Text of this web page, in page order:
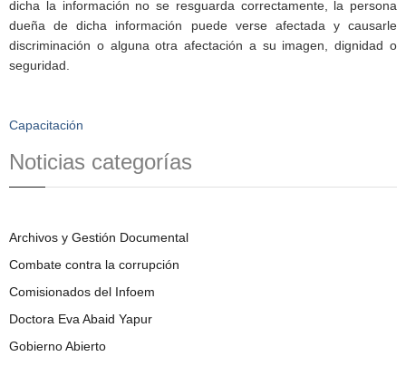
dicha la información no se resguarda correctamente, la persona
dueña de dicha información puede verse afectada y causarle
discriminación o alguna otra afectación a su imagen, dignidad o
seguridad.
Capacitación
Noticias categorías
Archivos y Gestión Documental
Combate contra la corrupción
Comisionados del Infoem
Doctora Eva Abaid Yapur
Gobierno Abierto